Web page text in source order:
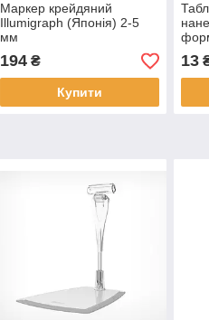
Маркер крейдяний
Illumigraph (Японія) 2-5
мм
194₴
Купити
13